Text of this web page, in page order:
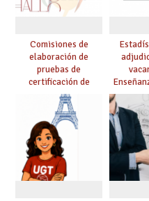
Comisiones de
elaboración de
pruebas de
certificación de
competencia
lingüística: publicada
resolución definitiva
para el